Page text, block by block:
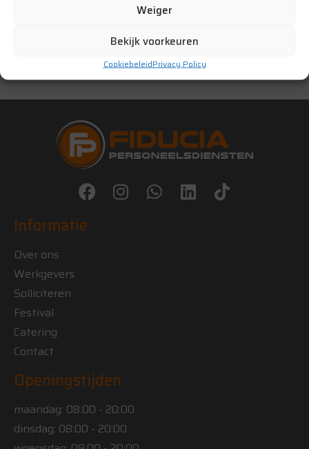
Weiger
Bekijk voorkeuren
CookiebeleidPrivacy Policy
Previous 1 ... 4
Informatie​
Over ons
Werkgevers
Solliciteren
Festival
Catering
Contact
Openingstijden
maandag: 08:00 - 20:00
dinsdag: 08:00 - 20:00